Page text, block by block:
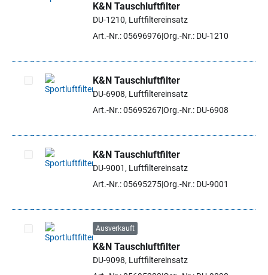
Artikel auswählen
K&N Tauschluftfilter
DU-1210, Luftfiltereinsatz
Art.-Nr.: 05696976Org.-Nr.: DU-1210
Artikel auswählen
K&N Tauschluftfilter
DU-6908, Luftfiltereinsatz
Art.-Nr.: 05695267Org.-Nr.: DU-6908
Artikel auswählen
K&N Tauschluftfilter
DU-9001, Luftfiltereinsatz
Art.-Nr.: 05695275Org.-Nr.: DU-9001
Artikel auswählen
Ausverkauft
K&N Tauschluftfilter
DU-9098, Luftfiltereinsatz